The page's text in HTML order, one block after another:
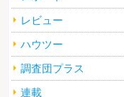
レビュー
ハウツー
調査団プラス
連載